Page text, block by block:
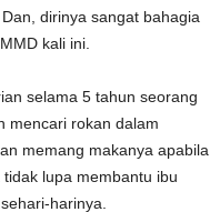
dirinya sangat bahagia
kali ini.
selama 5 tahun seorang
mencari rokan dalam
memang makanya apabila
lupa membantu ibu
harinya.